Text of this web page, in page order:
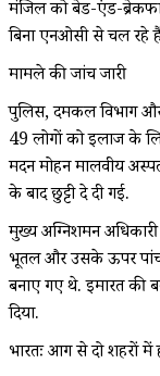
मंजिल को बेड-एंड-
बिना एनओसी से चल रहे
मामले की जांच जारी
पुलिस, दमकल विभाग
49 लोगों को इलाज के
मदन मोहन मालवीय
के बाद छुट्टी दे दी गई.
मुख्य अग्निशमन
भूतल और उसके ऊपर
बनाए गए थे. इमारत की
दिया.
भारतः आग से दो शहरों में